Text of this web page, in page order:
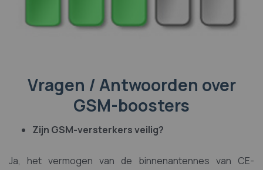
Vragen / Antwoorden over
GSM-boosters
Zijn GSM-versterkers veilig?
Ja, het vermogen van de binnenantennes van CE-